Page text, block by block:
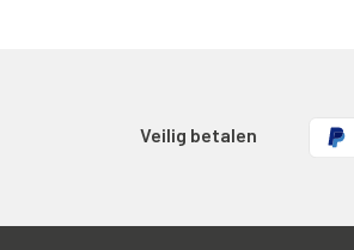
Veilig betalen